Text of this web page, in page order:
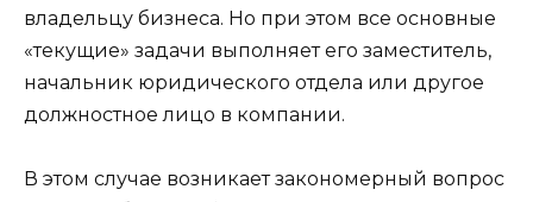
владельцу бизнеса. Но при этом все основные
«текущие» задачи выполняет его заместитель,
начальник юридического отдела или другое
должностное лицо в компании.
В этом случае возникает закономерный вопрос